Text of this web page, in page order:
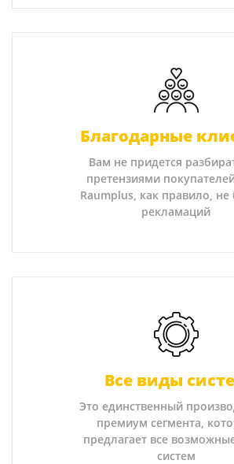
Благодарные
Вам не придется
претензиями
Raumplus, как правило, не
рекламаций
Все виды
Это единственный
премиум сегмента,
предлагает все
систем